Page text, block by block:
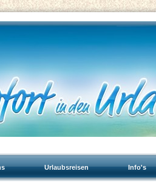
Urlaubsreisen Info's